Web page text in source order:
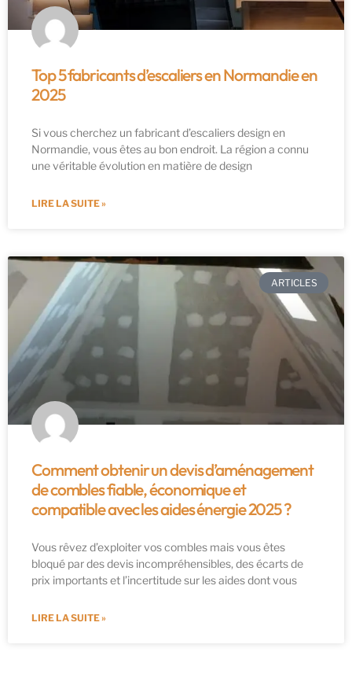
Top 5 fabricants d’escaliers en Normandie en
2025
Si vous cherchez un fabricant d’escaliers design en
Normandie, vous êtes au bon endroit. La région a connu
une véritable évolution en matière de design
LIRE LA SUITE »
ARTICLES
Comment obtenir un devis d’aménagement
de combles fiable, économique et
compatible avec les aides énergie 2025 ?
Vous rêvez d’exploiter vos combles mais vous êtes
bloqué par des devis incompréhensibles, des écarts de
prix importants et l’incertitude sur les aides dont vous
LIRE LA SUITE »